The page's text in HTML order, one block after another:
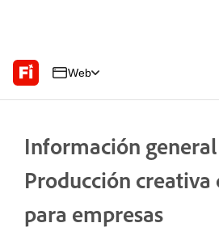
Web
Información
Producción creativa
para empresas